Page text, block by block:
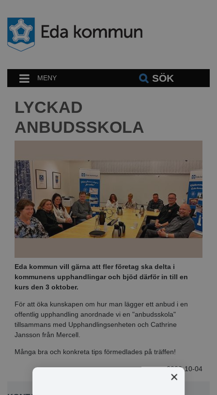
MENY SÖK
LYCKAD
ANBUDSSKOLA
Eda kommun vill gärna att fler företag ska delta i
kommunens upphandlingar och bjöd därför in till en
kurs den 3 oktober.
För att öka kunskapen om hur man lägger ett anbud i en
offentlig upphandling anordnade vi en "anbudsskola"
tillsammans med Upphandlingsenheten och Cathrine
Jansson från Mercell.
Många bra och konkreta tips förmedlades på träffen!
2023-10-04
×